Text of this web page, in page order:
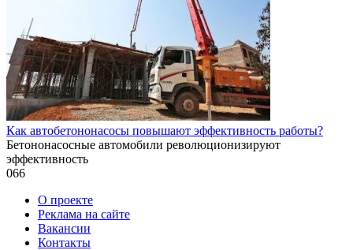
Как автобетононасосы повышают эффективность работы?
Бетононасосные автомобили революционизируют
эффективность
066
О проекте
Реклама на сайте
Вакансии
Контакты